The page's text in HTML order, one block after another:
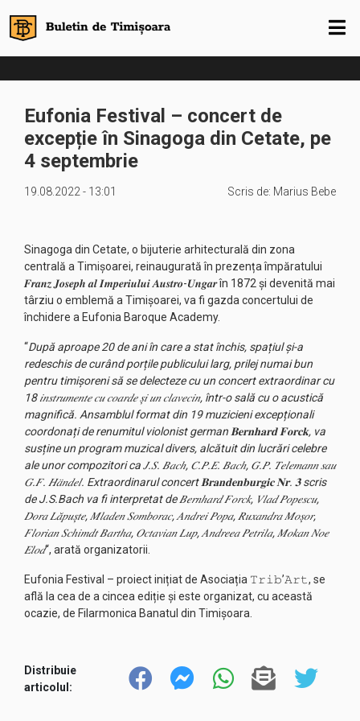
Eufonia Festival – concert de
excepție în Sinagoga din Cetate, pe
4 septembrie
19.08.2022 - 13:01 Scris de: Marius Bebe
Sinagoga din Cetate, o bijuterie arhitecturală din zona
centrală a Timișoarei, reinaugurată în prezența împăratului
𝑭𝒓𝒂𝒏𝒛 𝑱𝒐𝒔𝒆𝒑𝒉 𝒂𝒍 𝑰𝒎𝒑𝒆𝒓𝒊𝒖𝒍𝒖𝒊 𝑨𝒖𝒔𝒕𝒓𝒐-𝑼𝒏𝒈𝒂𝒓 în 1872 și devenită mai
târziu o emblemă a Timișoarei, va fi gazda concertului de
închidere a Eufonia Baroque Academy.
“După aproape 20 de ani în care a stat închis, spațiul și-a
redeschis de curând porțile publicului larg, prilej numai bun
pentru timișoreni să se delecteze cu un concert extraordinar cu
18 𝑖𝑛𝑠𝑡𝑟𝑢𝑚𝑒𝑛𝑡𝑒 𝑐𝑢 𝑐𝑜𝑎𝑟𝑑𝑒 𝑠̦𝑖 𝑢𝑛 𝑐𝑙𝑎𝑣𝑒𝑐𝑖𝑛, într-o sală cu o acustică
magnifică. Ansamblul format din 19 muzicieni excepționali
coordonați de renumitul violonist german 𝐁𝐞𝐫𝐧𝐡𝐚𝐫𝐝 𝐅𝐨𝐫𝐜𝐤, va
susține un program muzical divers, alcătuit din lucrări celebre
ale unor compozitori ca 𝐽.𝑆. 𝐵𝑎𝑐ℎ, 𝐶.𝑃.𝐸. 𝐵𝑎𝑐ℎ, 𝐺.𝑃. 𝑇𝑒𝑙𝑒𝑚𝑎𝑛𝑛 𝑠𝑎𝑢
𝐺.𝐹. 𝐻𝑎̈𝑛𝑑𝑒𝑙. Extraordinarul concert 𝐁𝐫𝐚𝐧𝐝𝐞𝐧𝐛𝐮𝐫𝐠𝐢𝐜 𝐍𝐫. 𝟑 scris
de J.S.Bach va fi interpretat de 𝐵𝑒𝑟𝑛ℎ𝑎𝑟𝑑 𝐹𝑜𝑟𝑐𝑘, 𝑉𝑙𝑎𝑑 𝑃𝑜𝑝𝑒𝑠𝑐𝑢,
𝐷𝑜𝑟𝑎 𝐿𝑎̆𝑝𝑢𝑠̦𝑡𝑒, 𝑀𝑙𝑎𝑑𝑒𝑛 𝑆𝑜𝑚𝑏𝑜𝑟𝑎𝑐, 𝐴𝑛𝑑𝑟𝑒𝑖 𝑃𝑜𝑝𝑎, 𝑅𝑢𝑥𝑎𝑛𝑑𝑟𝑎 𝑀𝑜𝑠̦𝑜𝑟,
𝐹𝑙𝑜𝑟𝑖𝑎𝑛 𝑆𝑐ℎ𝑖𝑚𝑑𝑡 𝐵𝑎𝑟𝑡ℎ𝑎, 𝑂𝑐𝑡𝑎𝑣𝑖𝑎𝑛 𝐿𝑢𝑝, 𝐴𝑛𝑑𝑟𝑒𝑒𝑎 𝑃𝑒𝑡𝑟𝑖𝑙𝑎, 𝑀𝑜𝑘𝑎𝑛 𝑁𝑜𝑒
𝐸𝑙𝑜𝑑“, arată organizatorii.
Eufonia Festival – proiect inițiat de Asociația 𝚃𝚛𝚒𝚋’𝙰𝚛𝚝, se
află la cea de a cincea ediție și este organizat, cu această
ocazie, de Filarmonica Banatul din Timișoara.
Distribuie
articolul: